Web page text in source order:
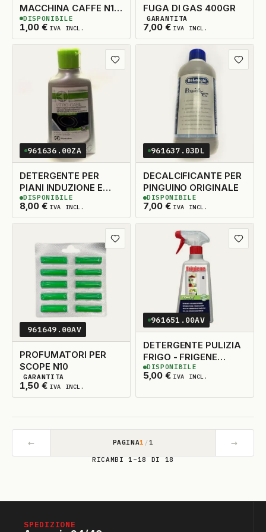
MACCHINA CAFFE N1
BUSTINA DE-CAF
1,00 € IVA INCL.
10 DISPONIBILI
DISPONIBILE
FUGA DI GAS 400GR
7,00 € IVA INCL.
3DISPONIBILI
GARANTITA
Aggiungi ai preferiti
961636.00ZA
DETERGENTE PER
PIANI INDUZIONE E
VETROCERAMICA
250ML
8,00 € IVA INCL.
2DISPONIBILI
DISPONIBILE
961637.03DL
DECALCIFICANTE PER
PINGUINO ORIGINALE
7,00 € IVA INCL.
2DISPONIBILI
DISPONIBILE
Aggiungi ai preferiti
961649.00AV
PROFUMATORI PER
SCOPE N10
1,50 € IVA INCL.
3DISPONIBILI
GARANTITA
961651.00AV
DETERGENTE PULIZIA
FRIGO - FRIGENE
ML500
5,00 € IVA INCL.
3DISPONIBILI
DISPONIBILE
← PAGINA1 /1 →
RICAMBI 1–18 DI 18
SPEDIZIONE